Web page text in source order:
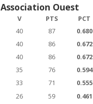
Association Ouest
V PTS
PCT
40 87
0.680
40 86
0.672
40 86
0.672
35 76
0.594
33 71
0.555
26 59
0.461